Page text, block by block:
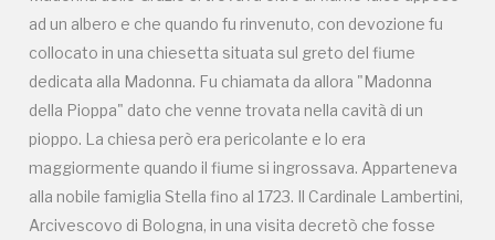
ad un albero e che quando fu rinvenuto, con devozione fu
collocato in una chiesetta situata sul greto del fiume
dedicata alla Madonna. Fu chiamata da allora "Madonna
della Pioppa" dato che venne trovata nella cavità di un
pioppo. La chiesa però era pericolante e lo era
maggiormente quando il fiume si ingrossava. Apparteneva
alla nobile famiglia Stella fino al 1723. Il Cardinale Lambertini,
Arcivescovo di Bologna, in una visita decretò che fosse
1771, nel mese di Ottobre, decretò l'immagine miracolosa e
che fosse posta nella chiesa della vetta. Era Parroco Don
Antonio Bonazzi che fece costruire sotto la torre
campanaria un oratorio realizzato da lui stesso. Volle
imitare la chiesa di S. Stefano di Bologna con 7 cappelline in
parte scavate nel gesso. Nel santuarietto sono presenti
dipinti di gran effetto. Un San Cristoforo, dei putti e in un
locale adiacente un frammento di Madonna bello e